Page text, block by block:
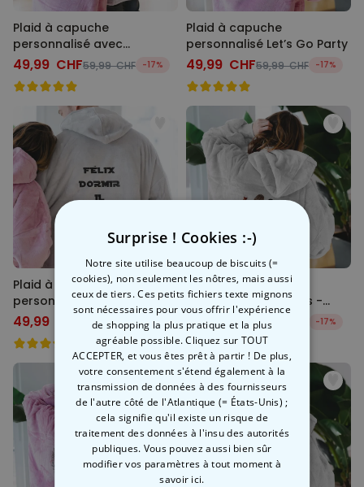
Plaid à capuche
personnalisé avec
monogramme
49,99 CHF59,99 CHF -17%
Plaid à capuche
personnalisé Let’s Go Party
49,99 CHF59,99 CHF -17%
Plaid à capuche
personnalisé avec Slogan
49,99 CHF 59,99 CHF -17%
Plaid à capuche
personnalisé 2 amies -
Illustration
49,99 CHF59,99 CHF -17%
Surprise ! Cookies :-)
Notre site utilise beaucoup de biscuits (=
cookies), non seulement les nôtres, mais aussi
ceux de tiers. Ces petits fichiers texte mignons
sont nécessaires pour vous offrir l'expérience
de shopping la plus pratique et la plus
agréable possible. Cliquez sur TOUT
ACCEPTER, et vous êtes prêt à partir ! De plus,
votre consentement s'étend également à la
transmission de données à des fournisseurs
de l'autre côté de l'Atlantique (= États-Unis) ;
cela signifie qu'il existe un risque de
traitement des données à l'insu des autorités
publiques. Vous pouvez aussi bien sûr
modifier vos paramètres à tout moment à
savoir ici.